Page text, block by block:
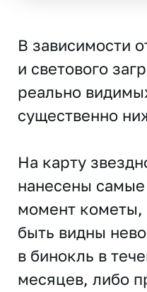
В зависимости
и светового
реально
существенно
На карту
нанесены
момент кометы,
быть видны
в бинокль в
месяцев, либо